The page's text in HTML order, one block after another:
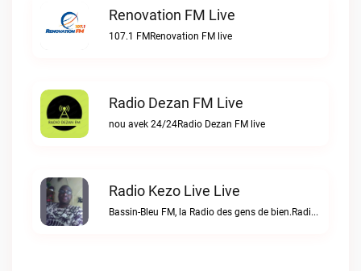
Renovation FM Live
107.1 FMRenovation FM live
Radio Dezan FM Live
nou avek 24/24Radio Dezan FM live
Radio Kezo Live Live
Bassin-Bleu FM, la Radio des gens de bien.Radio Kezo Live live